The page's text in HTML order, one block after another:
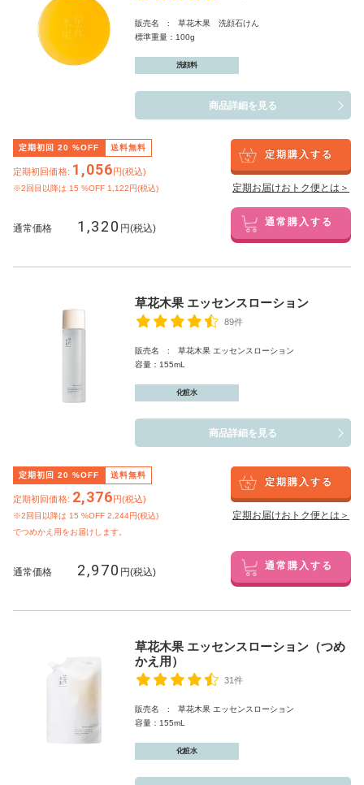
販売名 : 草花木果 洗顔石けん
標準重量：100g
洗顔料
商品詳細を見る
定期初回 20 %OFF 送料無料
定期初回価格: 1,056円(税込)
※2回目以降は 15 %OFF 1,122円(税込)
定期購入する
定期お届けおトク便とは＞
通常価格 1,320 円(税込) 通常購入する
草花木果 エッセンスローション
89件
販売名 : 草花木果 エッセンスローション
容量：155mL
化粧水
商品詳細を見る
定期初回 20 %OFF 送料無料
定期初回価格: 2,376円(税込)
※2回目以降は 15 %OFF 2,244円(税込)
でつめかえ用をお届けします。
定期購入する
定期お届けおトク便とは＞
通常価格 2,970 円(税込) 通常購入する
草花木果 エッセンスローション（つめ
かえ用）
31件
販売名 : 草花木果 エッセンスローション
容量：155mL
化粧水